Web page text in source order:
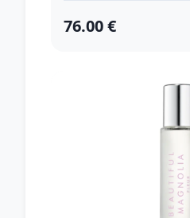
76.00 €